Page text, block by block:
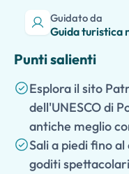
Guidato da
Guida turistica
Punti salienti
Esplora il sito
dell'UNESCO di
antiche meglio
Sali a piedi fino
goditi